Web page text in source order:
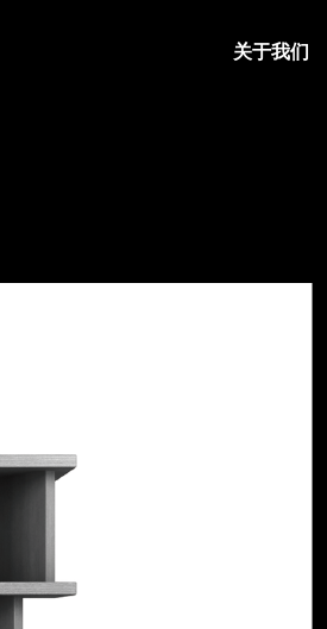
关于我们